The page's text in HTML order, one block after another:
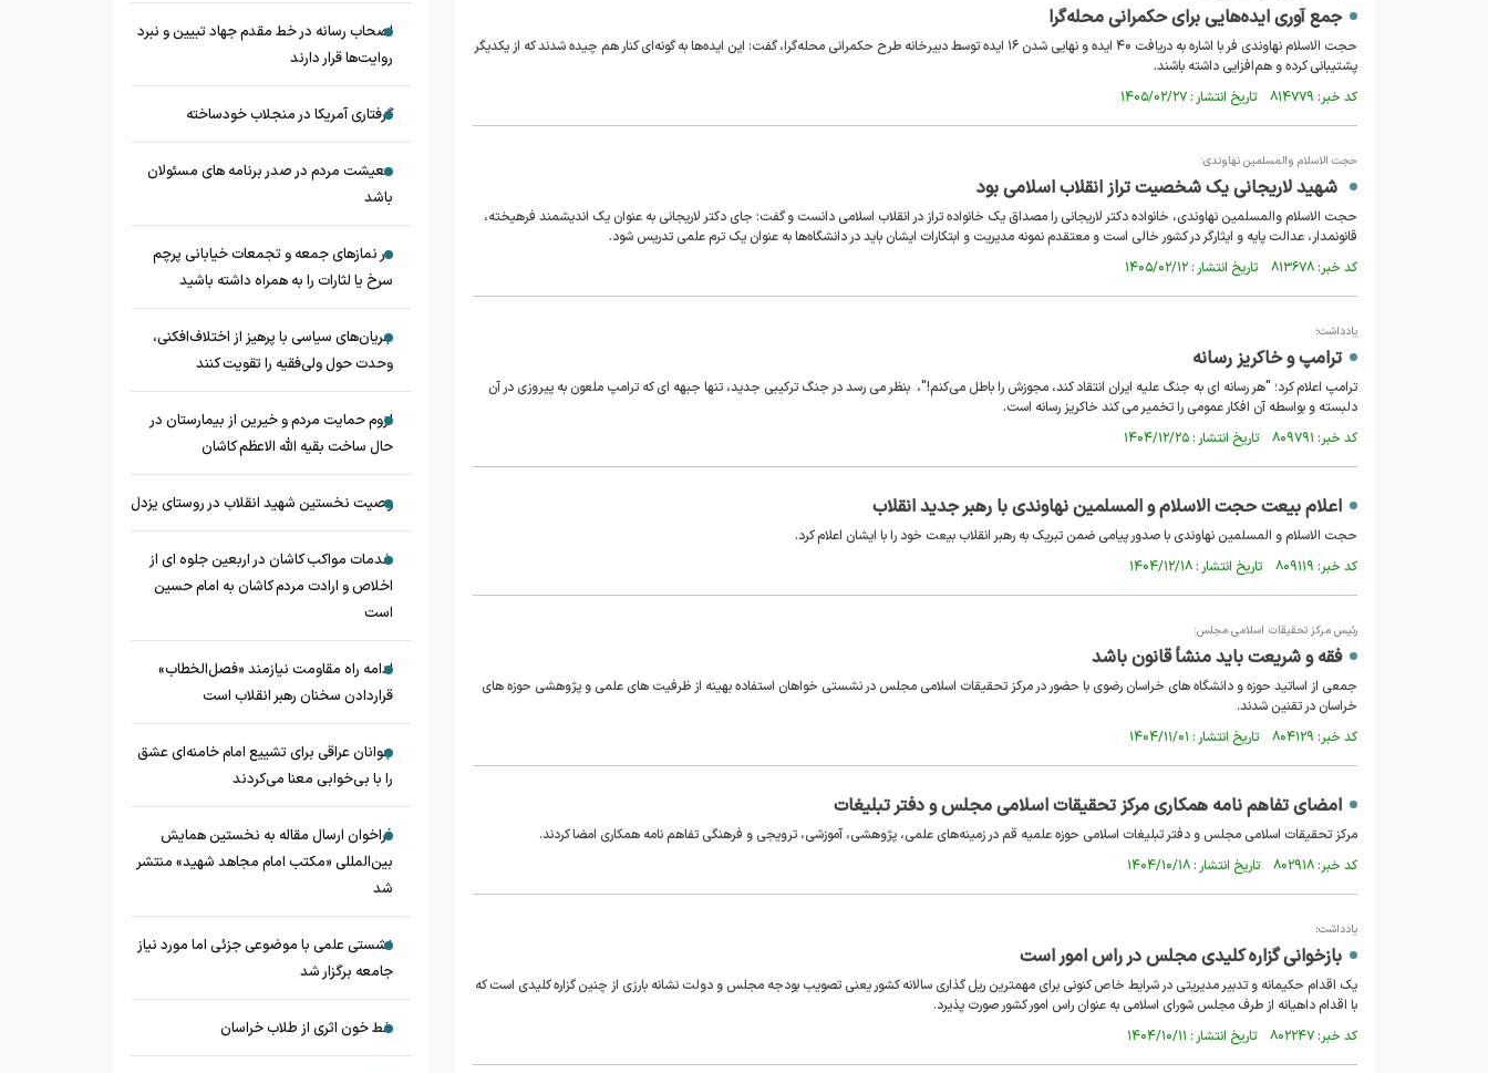
جمع آوری ایده‌هایی برای حکمرانی محله‌گرا
حجت الاسلام نهاوندی فر با اشاره به دریافت ۴۰ ایده و نهایی شدن ۱۶ ایده توسط دبیرخانه طرح حکمرانی محله‌گرا، گفت: این ایده‌ها به گونه‌ای کنار هم چیده شدند که از یکدیگر
پشتیبانی کرده و هم‌افزایی داشته باشند.
کد خبر: ۸۱۴۷۷۹ تاریخ انتشار : ۱۴۰۵/۰۲/۲۷
حجت الاسلام والمسلمین نهاوندی:
شهید لاریجانی یک شخصیت تراز انقلاب اسلامی بود
حجت الاسلام والمسلمین نهاوندی، خانواده دکتر لاریجانی را مصداق یک خانواده تراز در انقلاب اسلامی دانست و گفت: جای دکتر لاریجانی به عنوان یک اندیشمند فرهیخته،
قانونمدار، عدالت پایه و ایثارگر در کشور خالی است و معتقدم نمونه مدیریت و ابتکارات ایشان باید در دانشگاه‌ها به عنوان یک ترم علمی تدریس شود.
کد خبر: ۸۱۳۶۷۸ تاریخ انتشار : ۱۴۰۵/۰۲/۱۲
یادداشت؛
ترامپ و خاکریز رسانه
ترامپ اعلام کرد؛ "هر رسانه ای به جنگ علیه ایران انتقاد کند، مجوزش را باطل می‌کنم!"، بنظر می رسد در جنگ ترکیبی جدید، تنها جبهه ای که ترامپ ملعون به پیروزی در آن
دلبسته و بواسطه آن افکار عمومی را تخمیر می کند خاکریز رسانه است.
کد خبر: ۸۰۹۷۹۱ تاریخ انتشار : ۱۴۰۴/۱۲/۲۵
اعلام بیعت حجت الاسلام و المسلمین نهاوندی با رهبر جدید انقلاب
حجت الاسلام و المسلمین نهاوندی با صدور پیامی ضمن تبریک به رهبر انقلاب بیعت خود را با ایشان اعلام کرد.
کد خبر: ۸۰۹۱۱۹ تاریخ انتشار : ۱۴۰۴/۱۲/۱۸
رئیس مرکز تحقیقات اسلامی مجلس:
فقه و شریعت باید منشأ قانون باشد
جمعی از اساتید حوزه و دانشگاه های خراسان رضوی با حضور در مرکز تحقیقات اسلامی مجلس در نشستی خواهان استفاده بهینه از ظرفیت های علمی و پژوهشی حوزه های
خراسان در تقنین شدند.
کد خبر: ۸۰۴۱۲۹ تاریخ انتشار : ۱۴۰۴/۱۱/۰۱
امضای تفاهم نامه همکاری مرکز تحقیقات اسلامی مجلس و دفتر تبلیغات
مرکز تحقیقات اسلامی مجلس و دفتر تبلیغات اسلامی حوزه علمیه قم در زمینه‌های علمی، پژوهشی، آموزشی، ترویجی و فرهنگی تفاهم نامه همکاری امضا کردند.
کد خبر: ۸۰۲۹۱۸ تاریخ انتشار : ۱۴۰۴/۱۰/۱۸
یادداشت؛
بازخوانی گزاره کلیدی مجلس در راس امور است
یک اقدام حکیمانه و تدبیر مدیریتی در شرایط خاص کنونی برای مهمترین ریل گذاری سالانه کشور یعنی تصویب بودجه مجلس و دولت نشانه بارزی از چنین گزاره کلیدی است که
با اقدام داهیانه از طرف مجلس شورای اسلامی به عنوان راس امور کشور صورت پذیرد.
کد خبر: ۸۰۲۲۴۷ تاریخ انتشار : ۱۴۰۴/۱۰/۱۱
اصحاب رسانه در خط مقدم جهاد تبیین و نبرد
روایت‌ها قرار دارند
گرفتاری آمریکا در منجلاب خودساخته
معیشت مردم در صدر برنامه های مسئولان
باشد
در نماز‌های جمعه و تجمعات خیابانی پرچم
سرخ یا لثارات را به همراه داشته باشید
جریان‌های سیاسی با پرهیز از اختلاف‌افکنی،
وحدت حول ولی‌فقیه را تقویت کنند
لزوم حمایت مردم و خیرین از بیمارستان در
حال ساخت بقیه الله الاعظم کاشان
وصیت نخستین شهید انقلاب در روستای یزدل
خدمات مواکب کاشان در اربعین جلوه ای از
اخلاص و ارادت مردم کاشان به امام حسین
است
ادامه راه مقاومت نیازمند «فصل‌الخطاب»
قراردادن سخنان رهبر انقلاب است
جوانان عراقی برای تشییع امام خامنه‌ای عشق
را با بی‌خوابی معنا می‌کردند
فراخوان ارسال مقاله به نخستین همایش
بین‌المللی «مکتب امام مجاهد شهید» منتشر
شد
نشستی علمی با موضوعی جزئی اما مورد نیاز
جامعه برگزار شد
خط خون اثری از طلاب خراسان